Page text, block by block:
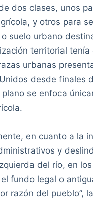
dos clases, unos
y otros para
o suelo urbano
territorial tenía
urbanas
desde finales
se enfoca
en cuanto a la
y
del río, en
o antiguamente llamado
razón del pueblo”,